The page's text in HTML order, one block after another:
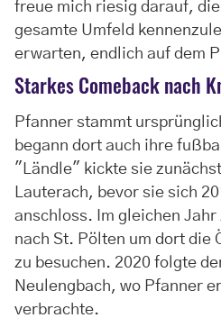
freue mich riesig darauf,
gesamte Umfeld
erwarten, endlich auf dem
Starkes Comeback nach
Pfanner stammt
begann dort auch ihre
"Ländle" kickte sie
Lauterach, bevor sie sich
anschloss. Im gleichen Jahr
nach St. Pölten um dort die
zu besuchen. 2020 folgte
Neulengbach, wo Pfanner
verbrachte.